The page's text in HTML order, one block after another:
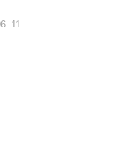
11.